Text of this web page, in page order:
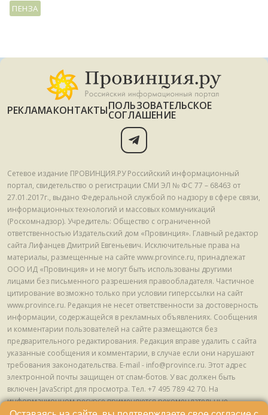
ПЕНЗА
РЕКЛАМАКОНТАКТЫПОЛЬЗОВАТЕЛЬСКОЕ
СОГЛАШЕНИЕ
Сетевое издание ПРОВИНЦИЯ.РУ Российский информационный
портал, свидетельство о регистрации СМИ ЭЛ № ФС 77 – 68463 от
27.01.2017г., выдано Федеральной службой по надзору в сфере связи,
информационных технологий и массовых коммуникаций
(Роскомнадзор). Учредитель: Общество с ограниченной
ответственностью Издательский дом «Провинция». Главный редактор
сайта Лифанцев Дмитрий Евгеньевич. Исключительные права на
материалы, размещенные на сайте www.province.ru, принадлежат
ООО ИД «Провинция» и не могут быть использованы другими
лицами без письменного разрешения правообладателя. Частичное
цитирование возможно только при условии гиперссылки на сайт
www.province.ru. Редакция не несет ответственности за достоверность
информации, содержащейся в рекламных объявлениях. Сообщения
и комментарии пользователей на сайте размещаются без
предварительного редактирования. Редакция вправе удалить с сайта
указанные сообщения и комментарии, в случае если они нарушают
требования законодательства. E-mail - info@province.ru. Этот адрес
электронной почты защищен от спам-ботов. У вас должен быть
включен JavaScript для просмотра. Tел. +7 495 789 42 70. На
информационном ресурсе применяются рекомендательные
технологии (информационные технологии предоставления